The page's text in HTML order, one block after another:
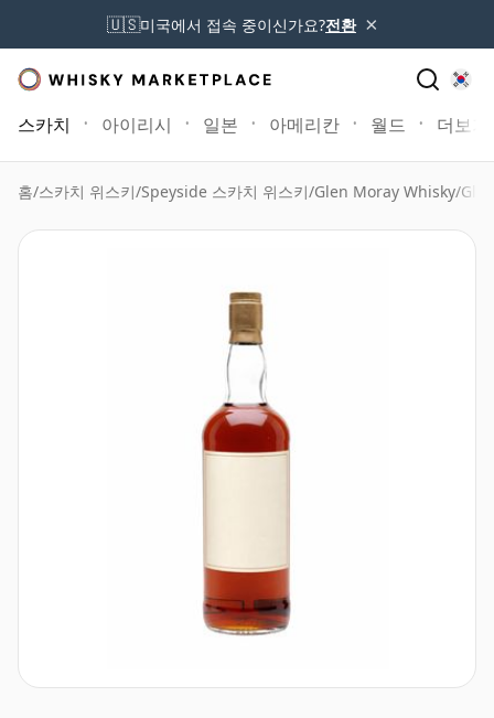
🇺🇸미국에서 접속 중이신가요?전환 ×
스카치 아이리시 일본 아메리칸 월드 더보기
홈/스카치 위스키/Speyside 스카치 위스키/Glen Moray Whisky/